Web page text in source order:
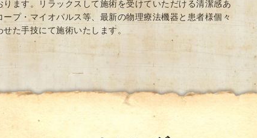
ます。リラックスして施術を受けていただける清潔感あ
プ・マイオパルス等、最新の物理療法機器と患者様個々
せた手技にて施術いたします。